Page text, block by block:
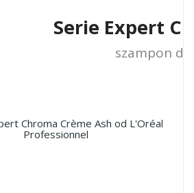
Serie Expert
szampon